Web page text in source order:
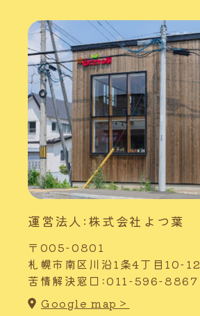
運営法人:株式会社よつ葉
〒005-0801
札幌市南区川沿1条4丁目10-12
苦情解決窓口:011-596-8867
Google map＞